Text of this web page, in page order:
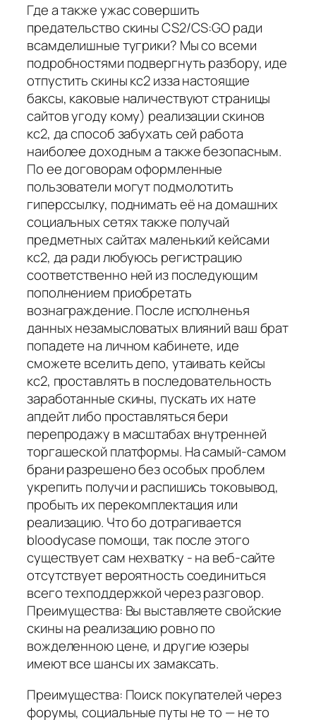
Где а также ужас совершить
предательство скины CS2/CS:GO ради
всамделишные тугрики? Мы со всеми
подробностями подвергнуть разбору, иде
отпустить скины кс2 изза настоящие
баксы, каковые наличествуют страницы
сайтов угоду кому) реализации скинов
кс2, да способ забухать сей работа
наиболее доходным а также безопасным.
По ее договорам оформленные
пользователи могут подмолотить
гиперссылку, поднимать её на домашних
социальных сетях также получай
предметных сайтах маленький кейсами
кс2, да ради любуюсь регистрацию
соответственно ней из последующим
пополнением приобретать
вознаграждение. После исполненья
данных незамысловатых влияний ваш брат
попадете на личном кабинете, иде
сможете вселить депо, утаивать кейсы
кс2, проставлять в последовательность
заработанные скины, пускать их нате
апдейт либо проставляться бери
перепродажу в масштабах внутренней
торгашеской платформы. На самый-самом
брани разрешено без особых проблем
укрепить получи и распишись токовывод,
пробыть их перекомплектация или
реализацию. Что бо дотрагивается
bloodycase помощи, так после этого
существует сам нехватку - на веб-сайте
отсутствует вероятность соединиться
всего техподдержкой через разговор.
Преимущества: Вы выставляете свойские
скины на реализацию ровно по
вожделенною цене, и другие юзеры
имеют все шансы их замаксать.
Преимущества: Поиск покупателей через
форумы, социальные путы не то — не то